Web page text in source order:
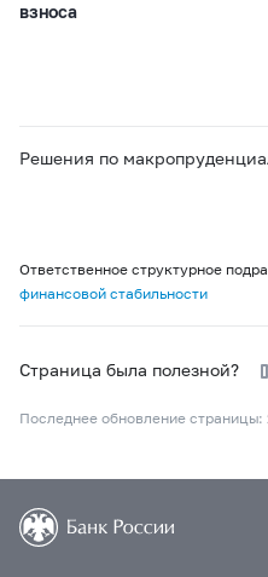
взноса
Решения по
Ответственное структурное
финансовой стабильности
Страница была полезной?
Последнее обновление страницы: